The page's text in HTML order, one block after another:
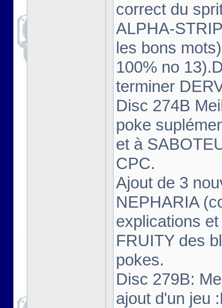
correct du
ALPHA-
les bons
100% no
terminer
Disc 274B
poke
et à
CPC.
Ajout de 3
NEPHARIA
explications
FRUITY des
pokes.
Disc 279B:
ajout d'un jeu